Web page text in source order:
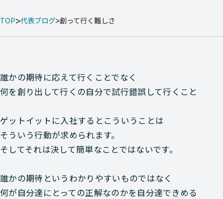
TOP 代表ブログ 創って行く難しさ
誰かの期待に応えて行くことでなく
何を創り出して行くの自分で試行錯誤して行くこと
ゲットイットに入社するとこういうことは
そういう行動が求められます。
そしてそれは決して簡単なことではないです。
誰かの期待というわかりやすいものではなく
何が自分達にとっての正解なのかを自分達できめる